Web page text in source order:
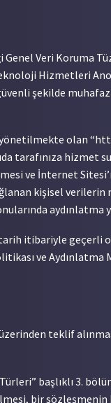
Veri Koruma
Hizmetleri
şekilde
yönetilmekte olan
tarafınıza
ve İnternet
kişisel
aydınlatma
itibariyle
ve
teklif
başlıklı 3.
bir